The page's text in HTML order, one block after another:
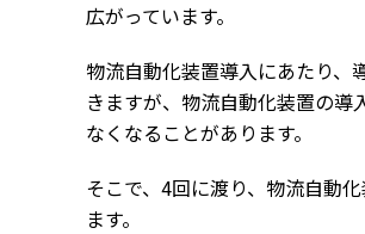
広がっています。
物流自動化装置導入にあたり、
きますが、物流自動化装置の導
なくなることがあります。
そこで、4回に渡り、物流自動
ます。